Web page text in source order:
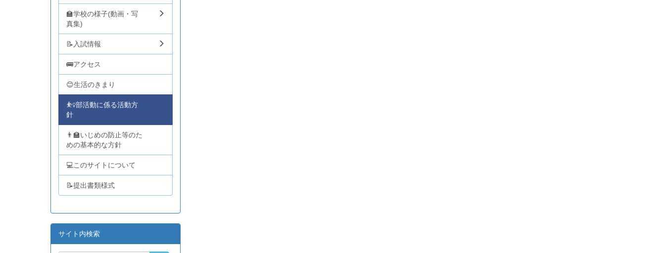
🏫学校の様子(動画・写
真集)
📝入試情報
🚌アクセス
😊生活のきまり
⛹️‍♀️部活動に係る活動方
針
👨‍🏫いじめの防止等のた
めの基本的な方針
💻このサイトについて
📝提出書類様式
サイト内検索